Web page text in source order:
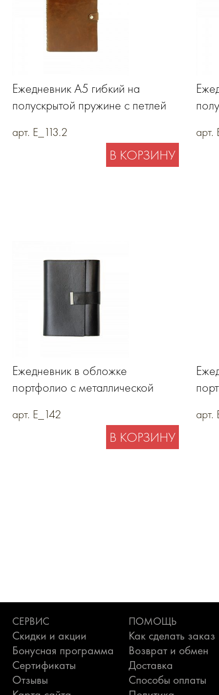
Ежедневник А5 гибкий на
полускрытой пружине с петлей
натуральная кожа
арт. E_113.2
В КОРЗИНУ
арт.
Ежедневник в обложке
портфолио с металлической
хлястике
арт. E_142
В КОРЗИНУ
арт.
СЕРВИС
Скидки и акции
Бонусная программа
Сертификаты
Отзывы
ПОМОЩЬ
Как сделать заказ
Возврат и обмен
Доставка
Способы оплаты